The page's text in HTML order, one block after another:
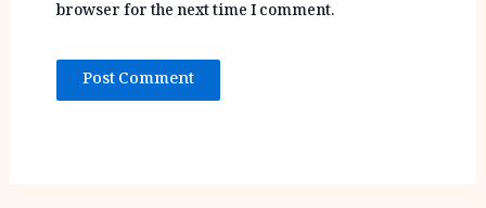
browser for the next time I comment.